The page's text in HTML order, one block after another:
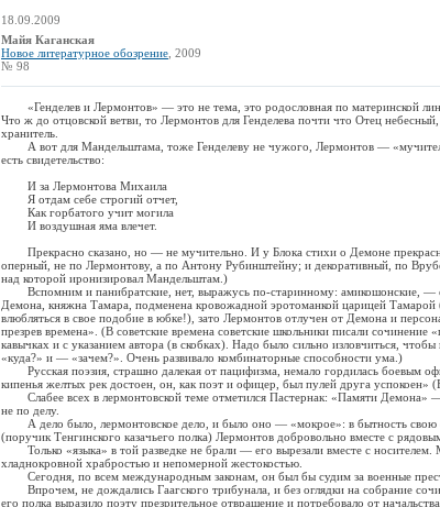
18.09.2009
Майя Каганская
Новое литературное обозрение , 2009
№ 98
«Генделев и Лермонтов» — это не тема, это родословная по материнской
Что ж до отцовской ветви, то Лермонтов для Генделева почти что Отец
хранитель.
А вот для Мандельштама, тоже Генделеву не чужого, Лермонтов —
есть свидетельство:
И за Лермонтова Михаила
Я отдам себе строгий отчет,
Как горбатого учит могила
И воздушная яма влечет.
Прекрасно сказано, но — не мучительно. И у Блока стихи о Демоне
оперный, не по Лермонтову, а по Антону Рубинштейну; и декоративный, по
над которой иронизировал Мандельштам.)
Вспомним и панибратские, нет, выражусь по-старинному: амикошонские, —
Демона, княжна Тамара, подменена кровожадной эротоманкой царицей Тамарой
влюбляться в свое подобие в юбке!), зато Лермонтов отлучен от Демона и
презрев времена». (В советские времена советские школьники писали
кавычках и с указанием автора (в скобках). Надо было сильно изловчиться,
«куда?» и — «зачем?». Очень развивало комбинаторные способности ума.)
Русская поэзия, страшно далекая от пацифизма, немало гордилась боевым
кипенья желтых рек достоен, он, как поэт и офицер, был пулей друга успокоен»
Слабее всех в лермонтовской теме отметился Пастернак: «Памяти Демона» —
не по делу.
А дело было, лермонтовское дело, и было оно — «мокрое»: в бытность свою
(поручик Тенгинского казачьего полка) Лермонтов добровольно вместе с
Только «языка» в той разведке не брали — его вырезали вместе с
хладнокровной храбростью и непомерной жестокостью.
Сегодня, по всем международным законам, он был бы судим за военные
Впрочем, не дождались Гаагского трибунала, и без оглядки на собрание
его полка выразило поэту презрительное отвращение и потребовало от